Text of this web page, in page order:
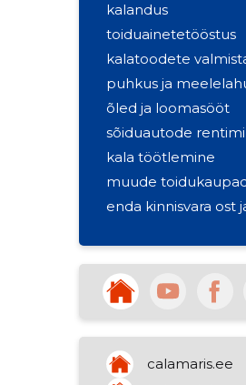
kalandus
toiduainetetööstus
kalatoodete
puhkus ja
õled ja loomasööt
sõiduautode
kala töötlemine
muude
enda kinnisvara ost
calamaris.ee